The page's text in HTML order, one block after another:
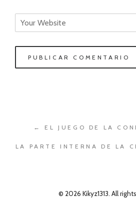
← EL JUEGO DE LA
LA PARTE INTERNA DE LA
© 2026 Kikyz1313. All